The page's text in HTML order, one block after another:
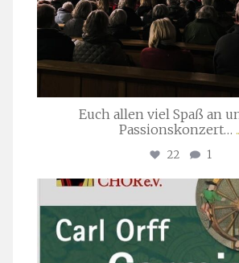
Euch allen viel Spaß an
Passionskonzert…
22 1
stuttgarter_oratorienchor
Juli 22